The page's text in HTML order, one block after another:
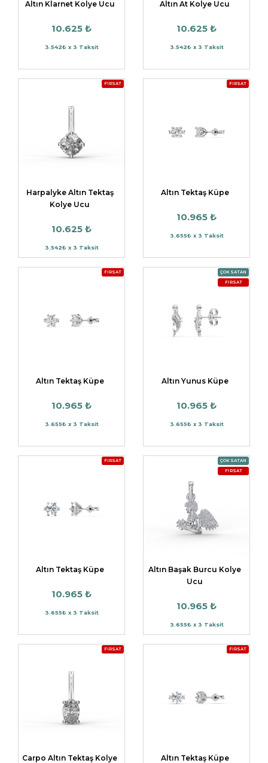
Altın Klarnet Kolye Ucu
10.625 ₺
3.542₺ x 3 Taksit
Altın At Kolye Ucu
10.625 ₺
3.542₺ x 3 Taksit
FIRSAT
Harpalyke Altın Tektaş
Kolye Ucu
10.625 ₺
3.542₺ x 3 Taksit
FIRSAT
Altın Tektaş Küpe
10.965 ₺
3.655₺ x 3 Taksit
FIRSAT
Altın Tektaş Küpe
10.965 ₺
3.655₺ x 3 Taksit
ÇOK SATAN
FIRSAT
Altın Yunus Küpe
10.965 ₺
3.655₺ x 3 Taksit
FIRSAT
Altın Tektaş Küpe
10.965 ₺
3.655₺ x 3 Taksit
ÇOK SATAN
FIRSAT
Altın Başak Burcu Kolye
Ucu
10.965 ₺
3.655₺ x 3 Taksit
FIRSAT
Carpo Altın Tektaş Kolye
FIRSAT
Altın Tektaş Küpe